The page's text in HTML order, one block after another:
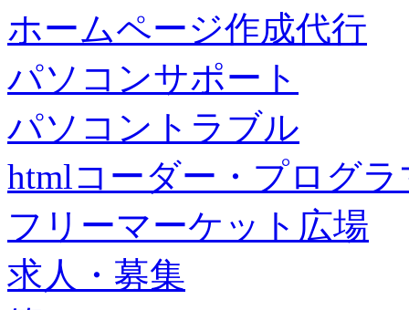
ホームページ作成代行
パソコンサポート
パソコントラブル
htmlコーダー・プログラ
フリーマーケット広場
求人・募集